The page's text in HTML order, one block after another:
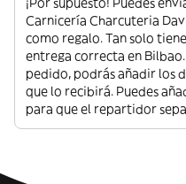
Carnicería Charcuteria
como regalo. Tan solo
entrega correcta en
pedido, podrás añadir los
que lo recibirá. Puedes
para que el repartidor